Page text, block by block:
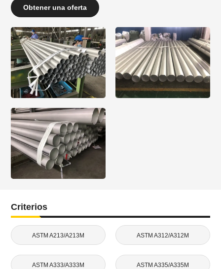
Obtener una oferta
Criterios
ASTM A213/A213M ASTM A312/A312M
ASTM A333/A333M ASTM A335/A335M